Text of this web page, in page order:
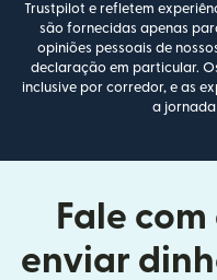
Trustpilot e refletem
são fornecidas apenas
opiniões pessoais de
declaração em particular.
inclusive por corredor, e as
a jornada
Fale
enviar